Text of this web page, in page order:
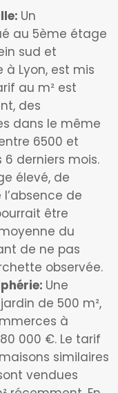
Un
au 5ème étage
sud et
Lyon, est mis
au m² est
des
dans le même
6500 et
derniers mois.
élevé, de
de
être
du
de ne pas
observée.
Une
de 500 m²,
à
000 €. Le tarif
similaires
vendues